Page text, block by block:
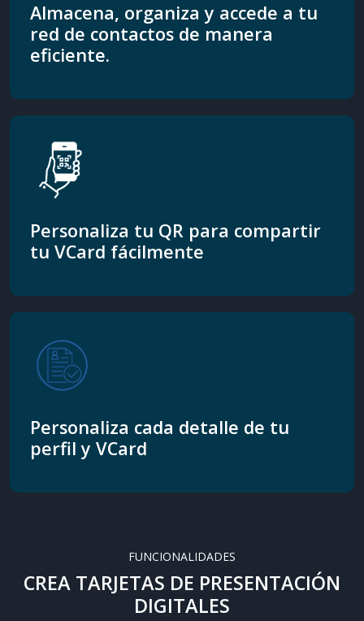
Almacena, organiza y accede a tu
red de contactos de manera
eficiente.
Personaliza tu QR para compartir
tu VCard fácilmente
Personaliza cada detalle de tu
perfil y VCard
FUNCIONALIDADES
CREA TARJETAS DE PRESENTACIÓN
DIGITALES